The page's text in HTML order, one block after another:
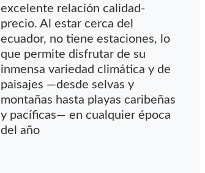
excelente relación calidad-
precio. Al estar cerca del
ecuador, no tiene estaciones, lo
que permite disfrutar de su
inmensa variedad climática y de
paisajes —desde selvas y
montañas hasta playas caribeñas
y pacíficas— en cualquier época
del año